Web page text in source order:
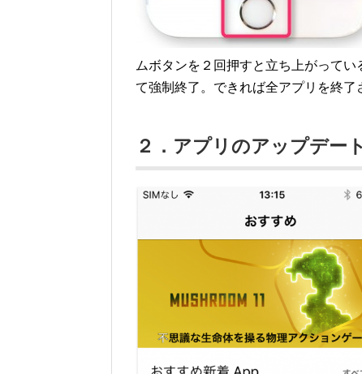
ムボタンを２回押すと立ち上がって
て強制終了。できれば全アプリを終了
２．アプリのアップデー